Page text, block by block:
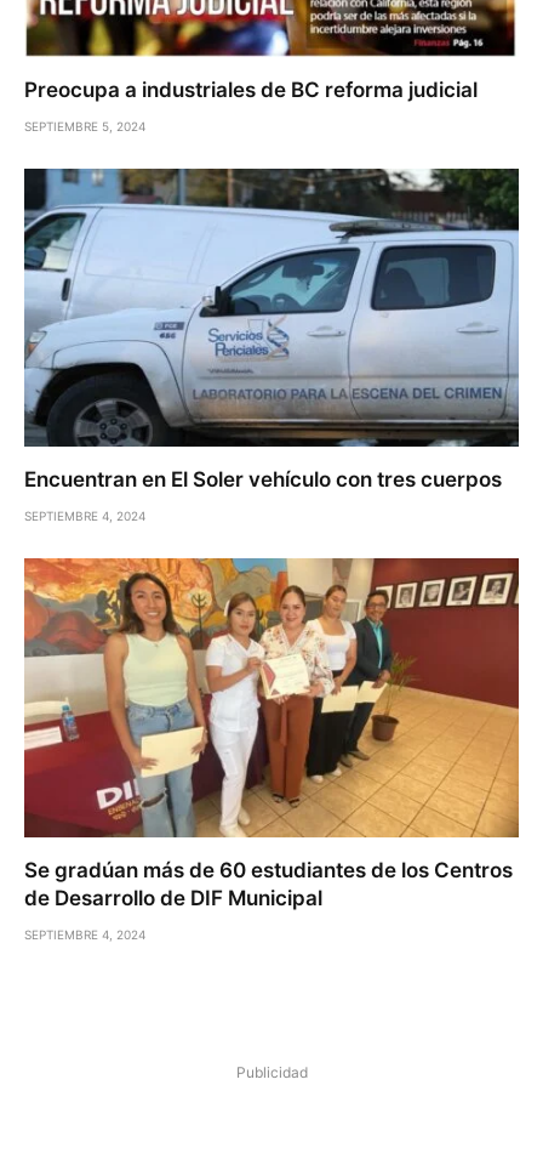
Preocupa a industriales de BC reforma judicial
SEPTIEMBRE 5, 2024
Encuentran en El Soler vehículo con tres cuerpos
SEPTIEMBRE 4, 2024
Se gradúan más de 60 estudiantes de los Centros
de Desarrollo de DIF Municipal
SEPTIEMBRE 4, 2024
Publicidad